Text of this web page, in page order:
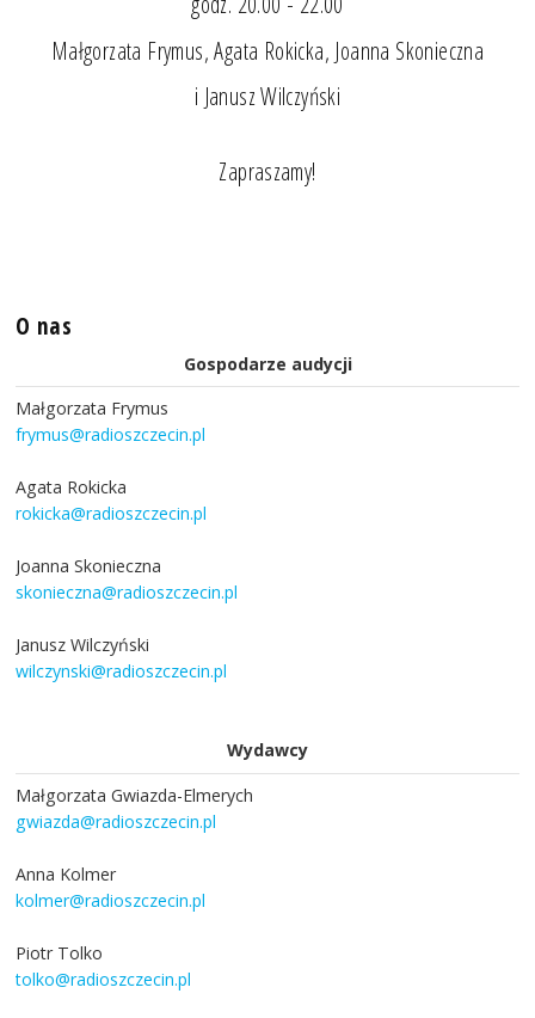
Małgorzata Frymus, Agata Rokicka, Joanna Skonieczna
i Janusz Wilczyński
Zapraszamy!
O nas
Gospodarze audycji
Małgorzata Frymus
frymus@radioszczecin.pl
Agata Rokicka
rokicka@radioszczecin.pl
Joanna Skonieczna
skonieczna@radioszczecin.pl
Janusz Wilczyński
wilczynski@radioszczecin.pl
Wydawcy
Małgorzata Gwiazda-Elmerych
gwiazda@radioszczecin.pl
Anna Kolmer
kolmer@radioszczecin.pl
Piotr Tolko
tolko@radioszczecin.pl